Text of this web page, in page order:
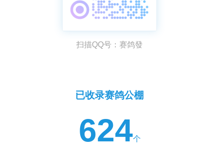
扫描QQ号：赛鸽發
已收录赛鸽公棚
624个